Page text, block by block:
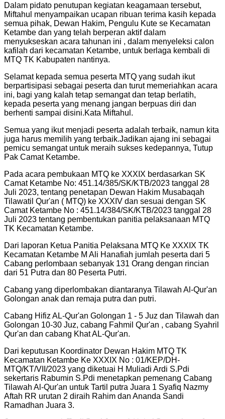
Dalam pidato penutupan kegiatan keagamaan tersebut,
Miftahul menyampaikan ucapan ribuan terima kasih kepada
semua pihak, Dewan Hakim, Pengulu Kute se Kecamatan
Ketambe dan yang telah berperan aktif dalam
menyukseskan acara tahunan ini , dalam menyeleksi calon
kafilah dari kecamatan Ketambe, untuk berlaga kembali di
MTQ TK Kabupaten nantinya.
Selamat kepada semua peserta MTQ yang sudah ikut
berpartisipasi sebagai peserta dan turut memeriahkan acara
ini, bagi yang kalah tetap semangat dan tetap berlatih,
kepada peserta yang menang jangan berpuas diri dan
berhenti sampai disini.Kata Miftahul.
Semua yang ikut menjadi peserta adalah terbaik, namun kita
juga harus memilih yang terbaik.Jadikan ajang ini sebagai
pemicu semangat untuk meraih sukses kedepannya, Tutup
Pak Camat Ketambe.
Pada acara pembukaan MTQ ke XXXIX berdasarkan SK
Camat Ketambe No: 451.14/385/SK/KTB/2023 tanggal 28
Juli 2023, tentang penetapan Dewan Hakim Musabaqah
Tilawatil Qur'an ( MTQ) ke XXXIV dan sesuai dengan SK
Camat Ketambe No : 451.14/384/SK/KTB/2023 tanggal 28
Juli 2023 tentang pembentukan panitia pelaksanaan MTQ
TK Kecamatan Ketambe.
Dari laporan Ketua Panitia Pelaksana MTQ Ke XXXIX TK
Kecamatan Ketambe M Ali Hanafiah jumlah peserta dari 5
Cabang perlombaan sebanyak 131 Orang dengan rincian
dari 51 Putra dan 80 Peserta Putri.
Cabang yang diperlombakan diantaranya Tilawah Al-Qur'an
Golongan anak dan remaja putra dan putri.
Cabang Hifiz AL-Qur'an Golongan 1 - 5 Juz dan Tilawah dan
Golongan 10-30 Juz, cabang Fahmil Qur'an , cabang Syahril
Qur'an dan cabang Khat AL-Qur'an.
Dari keputusan Koordinator Dewan Hakim MTQ TK
Kecamatan Ketambe Ke XXXIX No : 01/KEP/DH-
MTQ/KT/VII/2023 yang diketuai H Muliadi Ardi S.Pdi
sekertaris Rabumin S.Pdi menetapkan pemenang Cabang
Tilawah Al-Qur'an untuk Tartil putra Juara 1 Syafiq Nazmy
Aftah RR urutan 2 diraih Rahim dan Ananda Sandi
Ramadhan Juara 3.